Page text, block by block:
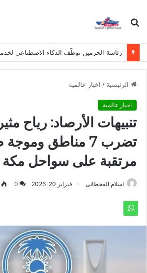
بحث
الرئيسية / اخبار عالمية
اخبار عالمية
تنبيهات الأرصاد: رياح
تضرب 7 مناطق
مرتقبة على سواحل مكة
اسلام القحطانى فبراير 20, 2026 0